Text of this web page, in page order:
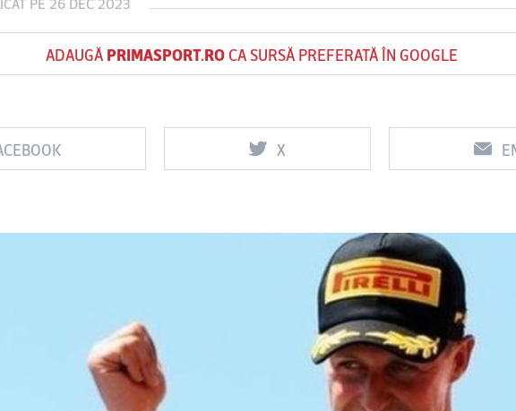
PE 26 DEC 2023
ADAUGĂ PRIMASPORT.ROCA SURSĂ PREFERATĂ ÎN GOOGLE
X
FC Botoşani
Vs
Corvinul
Sepsi OSK Sf
Vs
FCSB